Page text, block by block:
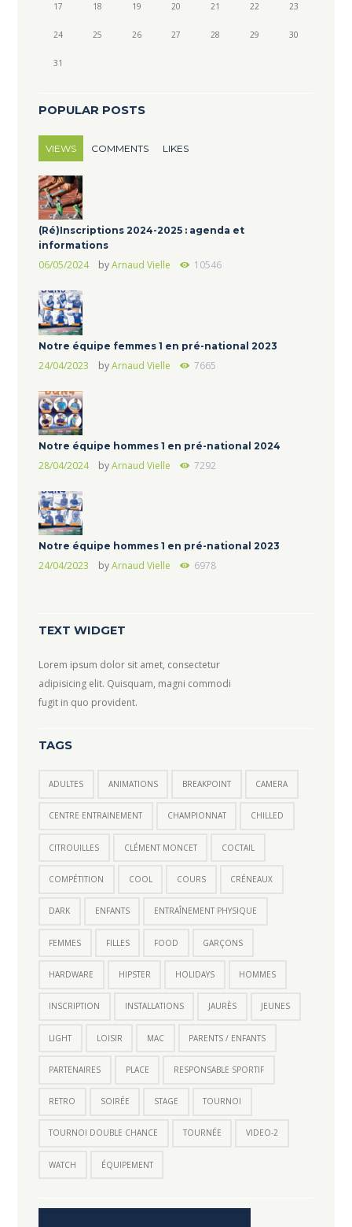
17 18 19 20 21 22 23
24 25 26 27 28 29 30
31
POPULAR POSTS
VIEWS COMMENTS LIKES
(Ré)Inscriptions 2024-2025 : agenda et
informations
06/05/2024 byArnaud Vielle 10546
Notre équipe femmes 1 en pré-national 2023
24/04/2023 byArnaud Vielle 7665
Notre équipe hommes 1 en pré-national 2024
28/04/2024 byArnaud Vielle 7292
Notre équipe hommes 1 en pré-national 2023
24/04/2023 byArnaud Vielle 6978
TEXT WIDGET
Lorem ipsum dolor sit amet, consectetur
adipisicing elit. Quisquam, magni commodi
fugit in quo provident.
TAGS
ADULTES ANIMATIONS BREAKPOINT CAMERA
CENTRE ENTRAINEMENT CHAMPIONNAT CHILLED
CITROUILLES CLÉMENT MONCET COCTAIL
COMPÉTITION COOL COURS CRÉNEAUX
DARK ENFANTS ENTRAÎNEMENT PHYSIQUE
FEMMES FILLES FOOD GARÇONS
HARDWARE HIPSTER HOLIDAYS HOMMES
INSCRIPTION INSTALLATIONS JAURÈS JEUNES
LIGHT LOISIR MAC PARENTS / ENFANTS
PARTENAIRES PLACE RESPONSABLE SPORTIF
RETRO SOIRÉE STAGE TOURNOI
TOURNOI DOUBLE CHANCE TOURNÉE VIDEO-2
WATCH ÉQUIPEMENT